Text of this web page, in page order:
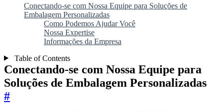
Conectando-se com Nossa Equipe para Soluções de
Embalagem Personalizadas
Como Podemos Ajudar Você
Nossa Expertise
Informações da Empresa
Table of Contents
Conectando-se com Nossa Equipe para
Soluções de Embalagem Personalizadas
#